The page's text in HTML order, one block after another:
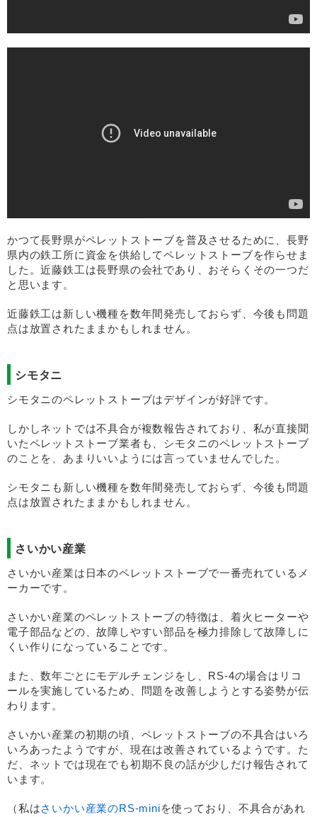
かつて長野県がペレットストーブを普及させるために、長野
県内の鉄工所に資金を供給してペレットストーブを作らせま
した。近藤鉄工は長野県の会社であり、おそらくその一つだ
と思います。
近藤鉄工は新しい機種を数年間発売しておらず、今後も問題
点は放置されたままかもしれません。
シモタニ
シモタニのペレットストーブはデザインが好評です。
しかしネットでは不具合が複数報告されており、私が直接聞
いたペレットストーブ業者も、シモタニのペレットストーブ
のことを、あまりいいようには言っていませんでした。
シモタニも新しい機種を数年間発売しておらず、今後も問題
点は放置されたままかもしれません。
さいかい産業
さいかい産業は日本のペレットストーブで一番売れているメ
ーカーです。
さいかい産業のペレットストーブの特徴は、着火ヒーターや
電子部品などの、故障しやすい部品を極力排除して故障しに
くい作りになっていることです。
また、数年ごとにモデルチェンジをし、RS-4の場合はリコ
ールを実施しているため、問題を改善しようとする姿勢が伝
わります。
さいかい産業の初期の頃、ペレットストーブの不具合はいろ
いろあったようですが、現在は改善されているようです。た
だ、ネットでは現在でも初期不良の話が少しだけ報告されて
います。
（私はさいかい産業のRS-miniを使っており、不具合があれ